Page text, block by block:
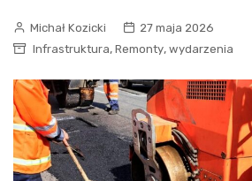
Michał Kozicki
27 maja 2026
Infrastruktura, Remonty, wydarzenia